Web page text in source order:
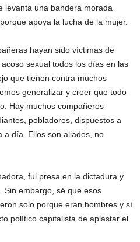
levanta una bandera morada
apoya la lucha de la mujer.
hayan sido víctimas de
sexual todos los días en las
que tienen contra muchos
generalizar y creer que todo
Hay muchos compañeros
pobladores, dispuestos a
a día. Ellos son aliados, no
fui presa en la dictadura y
Sin embargo, sé que esos
solo porque eran hombres y sí
político capitalista de aplastar el